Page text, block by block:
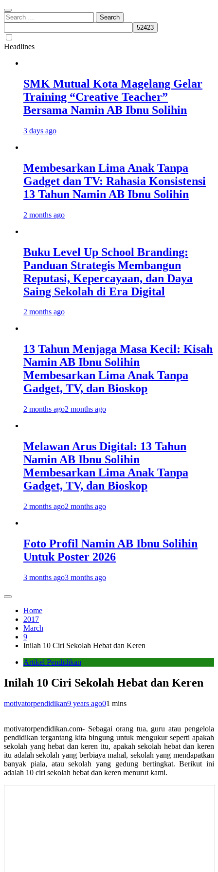
Search
for:
Headlines
SMK Mutual Kota Magelang Gelar
Training “Creative Teacher”
Bersama Namin AB Ibnu Solihin
3 days ago
Membesarkan Lima Anak Tanpa
Gadget dan TV: Rahasia Konsistensi
13 Tahun Namin AB Ibnu Solihin
2 months ago
Buku Level Up School Branding:
Panduan Strategis Membangun
Reputasi, Kepercayaan, dan Daya
Saing Sekolah di Era Digital
2 months ago
13 Tahun Menjaga Masa Kecil: Kisah
Namin AB Ibnu Solihin
Membesarkan Lima Anak Tanpa
Gadget, TV, dan Bioskop
2 months ago2 months ago
Melawan Arus Digital: 13 Tahun
Namin AB Ibnu Solihin
Membesarkan Lima Anak Tanpa
Gadget, TV, dan Bioskop
2 months ago2 months ago
Foto Profil Namin AB Ibnu Solihin
Untuk Poster 2026
3 months ago3 months ago
Home
2017
March
9
Inilah 10 Ciri Sekolah Hebat dan Keren
Artikel Pendidikan
Inilah 10 Ciri Sekolah Hebat dan Keren
motivatorpendidikan9 years ago01 mins
motivatorpendidikan.com- Sebagai orang tua, guru atau pengelola
pendidikan tergantang kita bingung untuk mengukur seperti apakah
sekolah yang hebat dan keren itu, apakah sekolah hebat dan keren
itu adalah sekolah yang berbiaya mahal, sekolah yang mendapatkan
banyak piala, atau sekolah yang gedung bertingkat. Berikut ini
adalah 10 ciri sekolah hebat dan keren menurut kami.